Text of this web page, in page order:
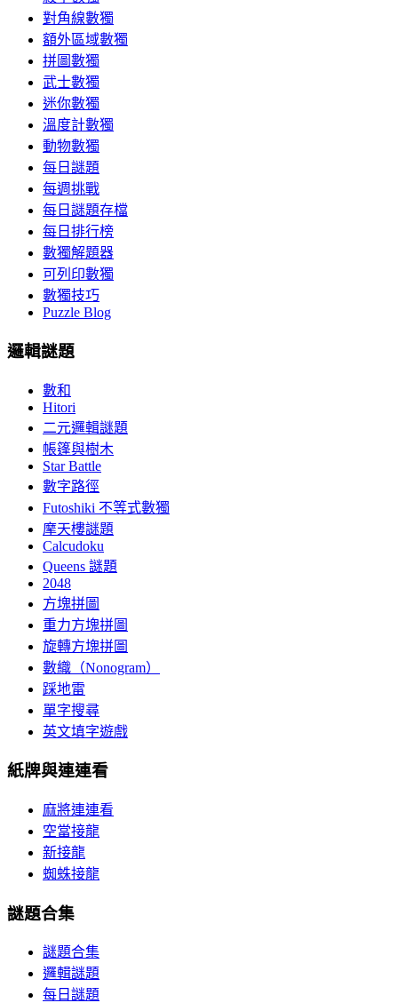
對角線數獨
額外區域數獨
拼圖數獨
武士數獨
迷你數獨
溫度計數獨
動物數獨
每日謎題
每週挑戰
每日謎題存檔
每日排行榜
數獨解題器
可列印數獨
數獨技巧
Puzzle Blog
邏輯謎題
數和
Hitori
二元邏輯謎題
帳篷與樹木
Star Battle
數字路徑
Futoshiki 不等式數獨
摩天樓謎題
Calcudoku
Queens 謎題
2048
方塊拼圖
重力方塊拼圖
旋轉方塊拼圖
數織（Nonogram）
踩地雷
單字搜尋
英文填字遊戲
紙牌與連連看
麻將連連看
空當接龍
新接龍
蜘蛛接龍
謎題合集
謎題合集
邏輯謎題
每日謎題